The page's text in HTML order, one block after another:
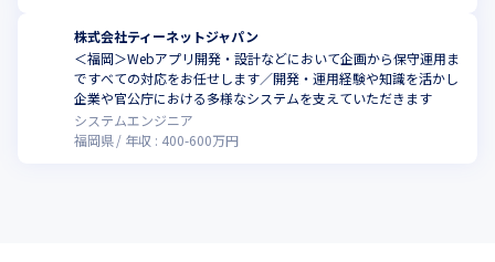
株式会社ティーネットジャパン
＜福岡＞Webアプリ開発・設計などにおいて企画から保守運用ま
ですべての対応をお任せします／開発・運用経験や知識を活かし
企業や官公庁における多様なシステムを支えていただきます
システムエンジニア
福岡県
年収 : 400-600万円